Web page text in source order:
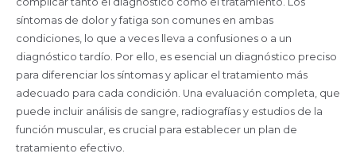
síntomas de dolor y fatiga son comunes en ambas
condiciones, lo que a veces lleva a confusiones o a un
diagnóstico tardío. Por ello, es esencial un diagnóstico preciso
para diferenciar los síntomas y aplicar el tratamiento más
adecuado para cada condición. Una evaluación completa, que
puede incluir análisis de sangre, radiografías y estudios de la
función muscular, es crucial para establecer un plan de
tratamiento efectivo.